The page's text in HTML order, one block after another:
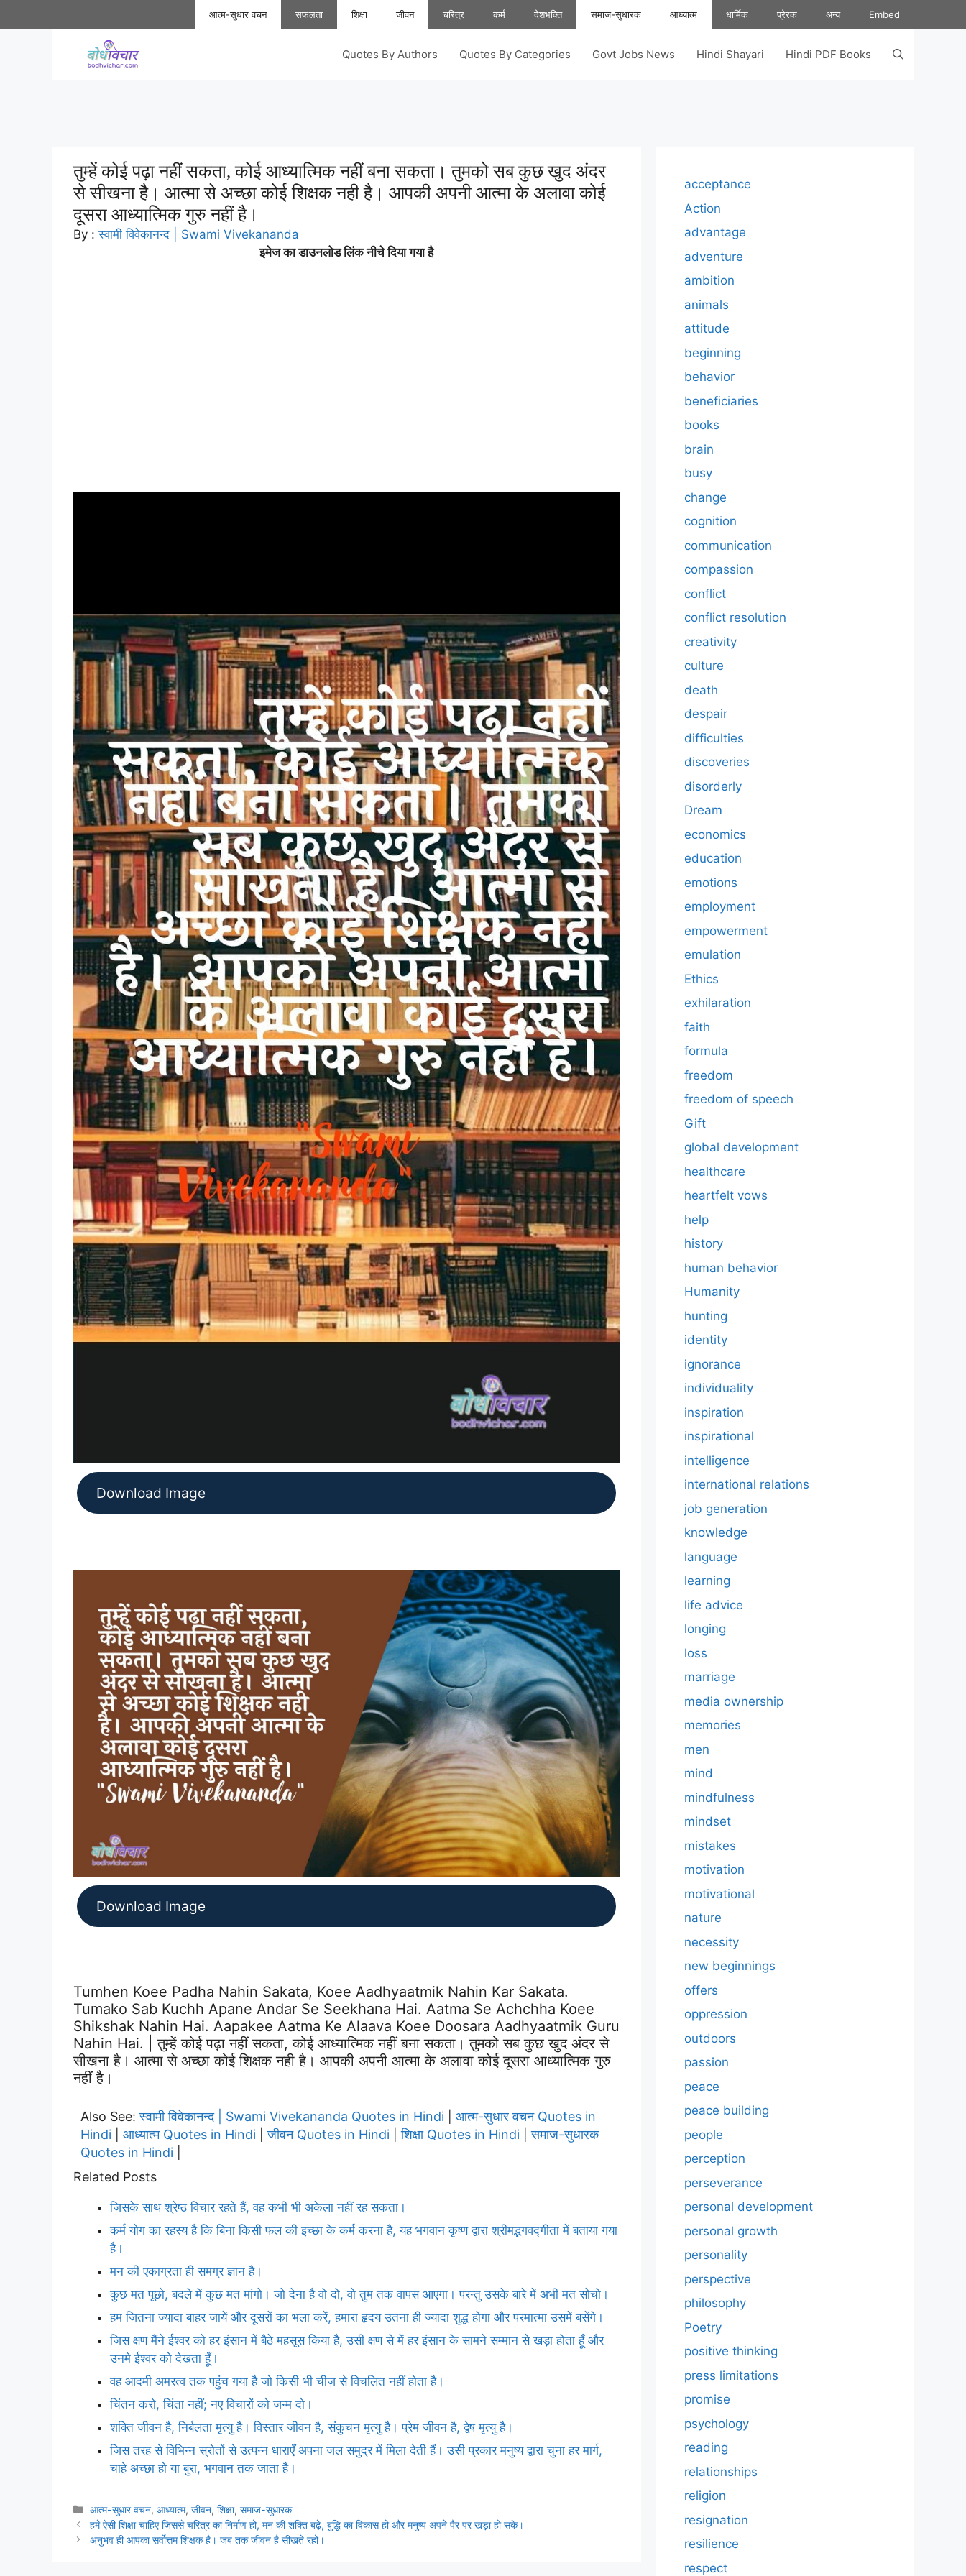
to
आत्म-सुधार वचन सफलता शिक्षा जीवन चरित्र कर्म देशभक्ति समाज-सुधारक आध्यात्म धार्मिक प्रेरक अन्य Embed
Quotes By Authors Quotes By Categories Govt Jobs News Hindi Shayari Hindi PDF Books
तुम्हें कोई पढ़ा नहीं सकता, कोई आध्यात्मिक नहीं बना सकता। तुमको सब कुछ खुद अंदर
से सीखना है। आत्मा से अच्छा कोई शिक्षक नही है। आपकी अपनी आत्मा के अलावा कोई
दूसरा आध्यात्मिक गुरु नहीं है।
By :स्वामी विवेकानन्द | Swami Vivekananda
इमेज का डाउनलोड लिंक नीचे दिया गया है
Download Image
Download Image
Tumhen Koee Padha Nahin Sakata, Koee Aadhyaatmik Nahin Kar Sakata.
Tumako Sab Kuchh Apane Andar Se Seekhana Hai. Aatma Se Achchha Koee
Shikshak Nahin Hai. Aapakee Aatma Ke Alaava Koee Doosara Aadhyaatmik Guru
Nahin Hai. | तुम्हें कोई पढ़ा नहीं सकता, कोई आध्यात्मिक नहीं बना सकता। तुमको सब कुछ खुद अंदर से
सीखना है। आत्मा से अच्छा कोई शिक्षक नही है। आपकी अपनी आत्मा के अलावा कोई दूसरा आध्यात्मिक गुरु
नहीं है।
Also See:स्वामी विवेकानन्द | Swami Vivekananda Quotes in Hindi
आत्म-सुधार वचन Quotes in
Hindi
आध्यात्म Quotes in Hindi |जीवन Quotes in Hindi |शिक्षा Quotes in Hindi |समाज-सुधारक
Quotes in Hindi
Related Posts
जिसके साथ श्रेष्ठ विचार रहते हैं, वह कभी भी अकेला नहीं रह सकता।
कर्म योग का रहस्य है कि बिना किसी फल की इच्छा के कर्म करना है, यह भगवान कृष्ण द्वारा श्रीमद्भगवद्गीता में बताया गया
है।
मन की एकाग्रता ही समग्र ज्ञान है।
कुछ मत पूछो, बदले में कुछ मत मांगो। जो देना है वो दो, वो तुम तक वापस आएगा। परन्तु उसके बारे में अभी मत सोचो।
हम जितना ज्यादा बाहर जायें और दूसरों का भला करें, हमारा हृदय उतना ही ज्यादा शुद्ध होगा और परमात्मा उसमें बसेंगे।
जिस क्षण मैंने ईश्वर को हर इंसान में बैठे महसूस किया है, उसी क्षण से में हर इंसान के सामने सम्मान से खड़ा होता हूँ और
उनमे ईश्वर को देखता हूँ।
वह आदमी अमरत्व तक पहुंच गया है जो किसी भी चीज़ से विचलित नहीं होता है।
चिंतन करो, चिंता नहीं; नए विचारों को जन्म दो।
शक्ति जीवन है, निर्बलता मृत्यु है। विस्तार जीवन है, संकुचन मृत्यु है। प्रेम जीवन है, द्वेष मृत्यु है।
जिस तरह से विभिन्न स्रोतों से उत्पन्न धाराएँ अपना जल समुद्र में मिला देती हैं। उसी प्रकार मनुष्य द्वारा चुना हर मार्ग,
चाहे अच्छा हो या बुरा, भगवान तक जाता है।
Categories
आत्म-सुधार वचन,आध्यात्म,जीवन,शिक्षा,समाज-सुधारक
हमे ऐसी शिक्षा चाहिए जिससे चरित्र का निर्माण हो, मन की शक्ति बढ़े, बुद्धि का विकास हो और मनुष्य अपने पैर पर खड़ा हो सके।
अनुभव ही आपका सर्वोत्तम शिक्षक है। जब तक जीवन है सीखते रहो।
acceptance
Action
advantage
adventure
ambition
animals
attitude
beginning
behavior
beneficiaries
books
brain
busy
change
cognition
communication
compassion
conflict
conflict resolution
creativity
culture
death
despair
difficulties
discoveries
disorderly
Dream
economics
education
emotions
employment
empowerment
emulation
Ethics
exhilaration
faith
formula
freedom
freedom of speech
Gift
global development
healthcare
heartfelt vows
help
history
human behavior
Humanity
hunting
identity
ignorance
individuality
inspiration
inspirational
intelligence
international relations
job generation
knowledge
language
learning
life advice
longing
loss
marriage
media ownership
memories
men
mind
mindfulness
mindset
mistakes
motivation
motivational
nature
necessity
new beginnings
offers
oppression
outdoors
passion
peace
peace building
people
perception
perseverance
personal development
personal growth
personality
perspective
philosophy
Poetry
positive thinking
press limitations
promise
psychology
reading
relationships
religion
resignation
resilience
respect